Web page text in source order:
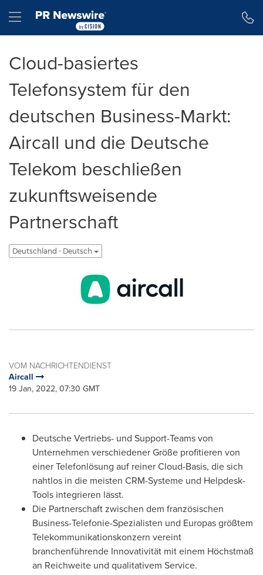
Hamburger menu
Cloud-basiertes
Telefonsystem für den
deutschen Business-Markt:
Aircall und die Deutsche
Telekom beschließen
zukunftsweisende
Partnerschaft
Deutschland - Deutsch
VOM NACHRICHTENDIENST
Aircall
19 Jan, 2022, 07:30 GMT
Deutsche Vertriebs- und Support-Teams von
Unternehmen verschiedener Größe profitieren von
einer Telefonlösung auf reiner Cloud-Basis, die sich
nahtlos in die meisten CRM-Systeme und Helpdesk-
Tools integrieren lässt.
Die Partnerschaft zwischen dem französischen
Business-Telefonie-Spezialisten und Europas größtem
Telekommunikationskonzern vereint
branchenführende Innovativität mit einem Höchstmaß
an Reichweite und qualitativem Service.